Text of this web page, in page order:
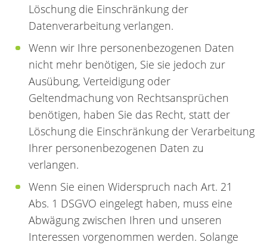
Löschung die Einschränkung der
Datenverarbeitung verlangen.
Wenn wir Ihre personenbezogenen Daten
nicht mehr benötigen, Sie sie jedoch zur
Ausübung, Verteidigung oder
Geltendmachung von Rechtsansprüchen
benötigen, haben Sie das Recht, statt der
Löschung die Einschränkung der Verarbeitung
Ihrer personenbezogenen Daten zu
verlangen.
Wenn Sie einen Widerspruch nach Art. 21
Abs. 1 DSGVO eingelegt haben, muss eine
Abwägung zwischen Ihren und unseren
Interessen vorgenommen werden. Solange